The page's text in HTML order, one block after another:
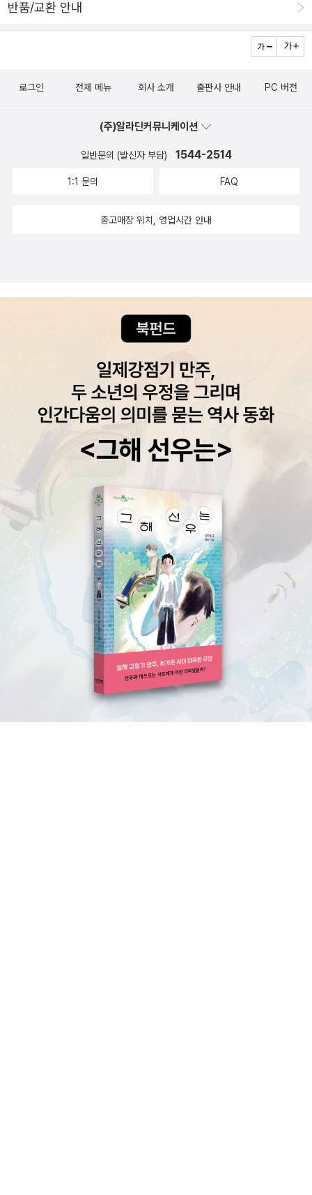
반품/교환 안내
로그인 전체 메뉴 회사 소개 출판사 안내 PC 버전
(주)알라딘커뮤니케이션
일반문의 (발신자 부담) 1544-2514
1:1 문의 FAQ
중고매장 위치, 영업시간 안내